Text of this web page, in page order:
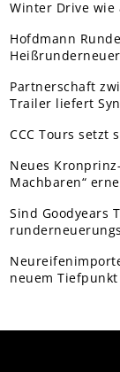
Winter Drive wie
Hofdmann
Partnerschaft
Trailer liefert
CCC Tours setzt
Neues
Machbaren“
Sind Goodyears
neuem Tiefpunkt